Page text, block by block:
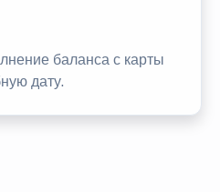
баланса с карты
дату.